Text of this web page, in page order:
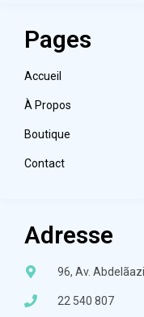
Pages
Accueil
À Propos
Boutique
Contact
Adresse
96, Av.
22 540 807